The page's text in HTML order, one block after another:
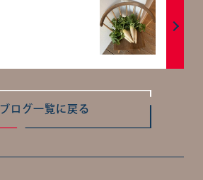
ブログ一覧に戻る